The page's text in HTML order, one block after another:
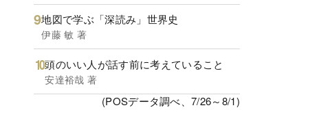
地図で学ぶ「深読み」世界史
伊藤 敏 著
頭のいい人が話す前に考えていること
安達裕哉 著
(POSデータ調べ、7/26～8/1)